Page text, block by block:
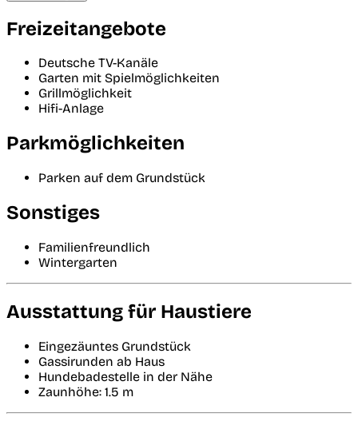
Freizeitangebote
Deutsche TV-Kanäle
Garten mit Spielmöglichkeiten
Grillmöglichkeit
Hifi-Anlage
Parkmöglichkeiten
Parken auf dem Grundstück
Sonstiges
Familienfreundlich
Wintergarten
Ausstattung für Haustiere
Eingezäuntes Grundstück
Gassirunden ab Haus
Hundebadestelle in der Nähe
Zaunhöhe: 1.5 m